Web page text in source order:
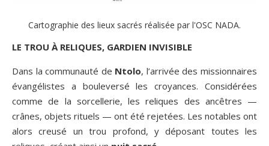
Cartographie des lieux sacrés réalisée par l'OSC NADA.
LE TROU À RELIQUES, GARDIEN INVISIBLE
Dans la communauté de Ntolo, l’arrivée des missionnaires
évangélistes a bouleversé les croyances. Considérées
comme de la sorcellerie, les reliques des ancêtres —
crânes, objets rituels — ont été rejetées. Les notables ont
alors creusé un trou profond, y déposant toutes les